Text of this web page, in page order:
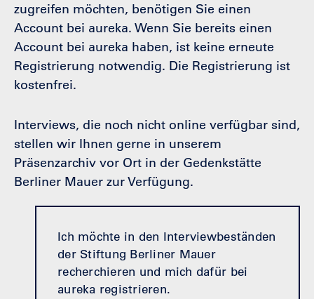
zugreifen möchten, benötigen Sie einen
Account bei aureka. Wenn Sie bereits einen
Account bei aureka haben, ist keine erneute
Registrierung notwendig. Die Registrierung ist
kostenfrei.
Interviews, die noch nicht online verfügbar sind,
stellen wir Ihnen gerne in unserem
Präsenzarchiv vor Ort in der Gedenkstätte
Berliner Mauer zur Verfügung.
Ich möchte in den Interviewbeständen
der Stiftung Berliner Mauer
recherchieren und mich dafür bei
aureka registrieren.